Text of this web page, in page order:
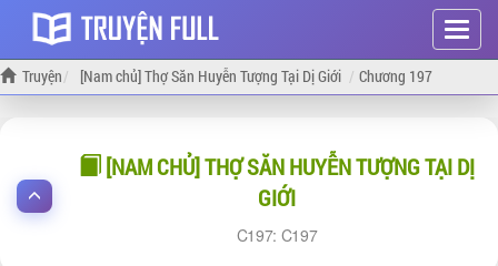
Hiện
menu
Truyện [Nam chủ] Thợ Săn Huyễn Tượng Tại Dị Giới Chương 197
[NAM CHỦ] THỢ SĂN HUYỄN TƯỢNG TẠI DỊ
GIỚI
197: 197